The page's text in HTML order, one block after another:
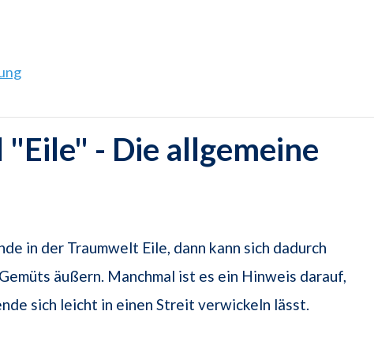
- Die allgemeine
in der Traumwelt Eile, dann kann sich dadurch
äußern. Manchmal ist es ein Hinweis darauf,
sich leicht in einen Streit verwickeln lässt.